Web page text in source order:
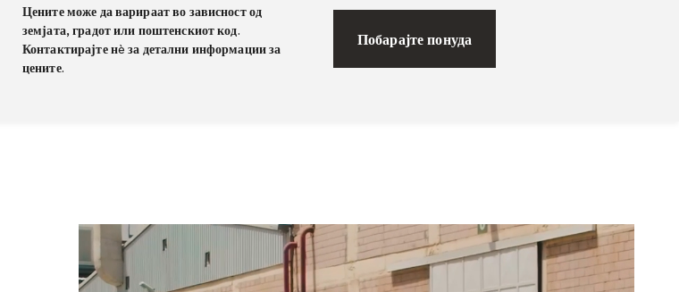
Цените може да варираат во зависност од
земјата, градот или поштенскиот код.
Контактирајте нè за детални информации за
цените.
Побарајте понуда